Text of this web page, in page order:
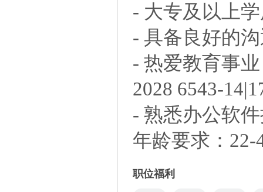
- 大专及以上
- 具备良好的
- 热爱教育事
2028 6543-
- 熟悉办公软
年龄要求：22-
职位福利